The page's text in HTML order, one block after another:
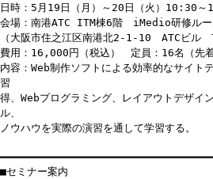
日時：5月19日（月）～20日（火）10:30
会場：南港ATC ITM棟6階 iMedio研修ルー
（大阪市住之江区南港北2-1-10 ATCビ
費用：16,000円（税込） 定員：16名（先着
内容：Web制作ソフトによる効率的なサイト
習
得、Webプログラミング、レイアウトデザイ
ル、
ノウハウを実際の演習を通して学習する。
■セミナー案内